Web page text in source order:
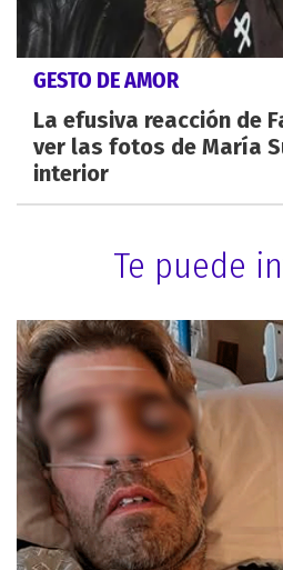
GESTO DE AMOR
La efusiva reacción de
ver las fotos de María
interior
Te puede